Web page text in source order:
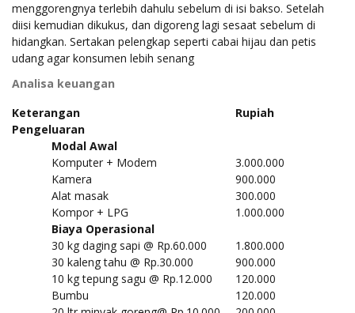
menggorengnya terlebih dahulu sebelum di isi bakso. Setelah
diisi kemudian dikukus, dan digoreng lagi sesaat sebelum di
hidangkan. Sertakan pelengkap seperti cabai hijau dan petis
udang agar konsumen lebih senang
Analisa keuangan
Keterangan
Rupiah
Pengeluaran
Modal Awal
Komputer + Modem
3.000.000
Kamera
900.000
Alat masak
300.000
Kompor + LPG
1.000.000
Biaya Operasional
30 kg daging sapi @ Rp.60.000
1.800.000
30 kaleng tahu @ Rp.30.000
900.000
10 kg tepung sagu @ Rp.12.000
120.000
Bumbu
120.000